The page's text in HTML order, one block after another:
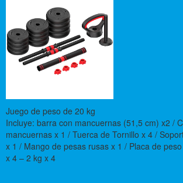
Juego de peso de 20 kg
Incluye: barra con mancuernas (51,5 cm) x2 /
mancuernas x 1 / Tuerca de Tornillo x 4 /
x 1 / Mango de pesas rusas x 1 / Placa de
x 4 – 2 kg x 4